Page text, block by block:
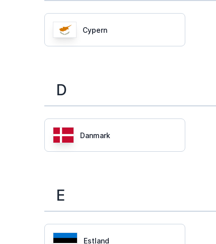
Cypern
D
Danmark
E
Estland